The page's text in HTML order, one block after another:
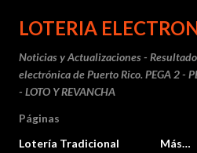
Ir al contenido
LOTERIA
Noticias y Actualizaciones -
electrónica de Puerto Rico. PEGA 2 -
- LOTO Y REVANCHA
Páginas
Lotería Tradicional
Más…